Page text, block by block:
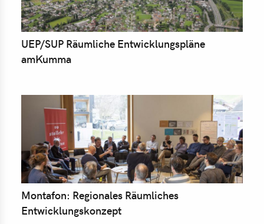
UEP/SUP Räumliche Entwicklungspläne
amKumma
Montafon: Regionales Räumliches
Entwicklungskonzept